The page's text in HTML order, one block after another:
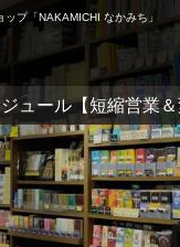
プ「NAKAMICHI なかみち」
ュール【短縮営業